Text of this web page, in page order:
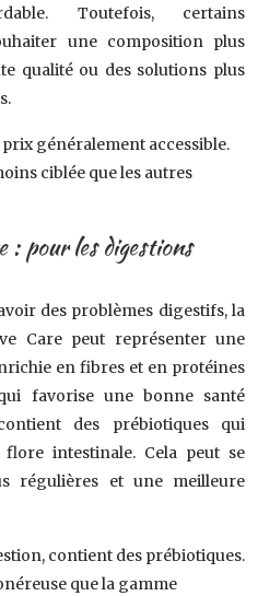
Toutefois, certains
une composition plus
qualité ou des solutions plus
généralement accessible.
ciblée que les autres
: pour les digestions
des problèmes digestifs, la
Care peut représenter une
en fibres et en protéines
favorise une bonne santé
des prébiotiques qui
intestinale. Cela peut se
régulières et une meilleure
contient des prébiotiques.
que la gamme